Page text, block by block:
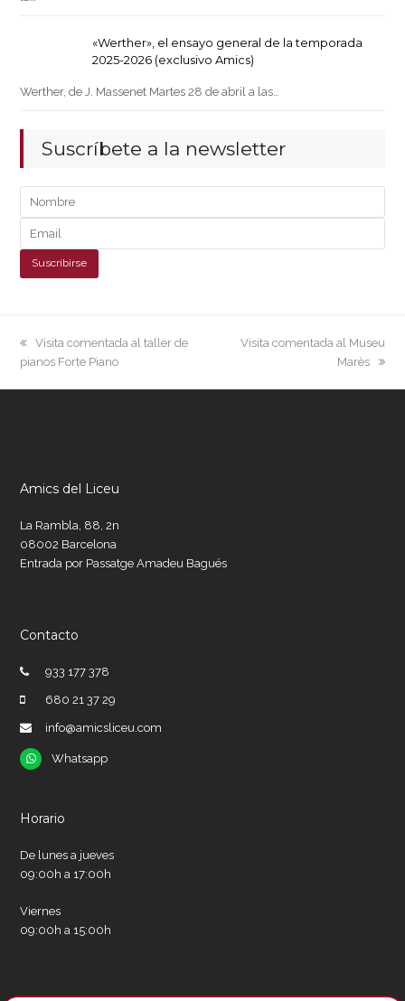
«Werther», el ensayo general de la temporada
2025-2026 (exclusivo Amics)
Werther, de J. Massenet Martes 28 de abril a las…
Suscríbete a la newsletter
previous
post:
Visita comentada al taller de
pianos Forte Piano
next
Visita comentada al Museu
Marès
Amics del Liceu
La Rambla, 88, 2n
08002 Barcelona
Entrada por Passatge Amadeu Bagués
Contacto
933 177 378
680 21 37 29
info@amicsliceu.com
Whatsapp
Whatsapp
Horario
De lunes a jueves
09:00h a 17:00h
Viernes
09:00h a 15:00h